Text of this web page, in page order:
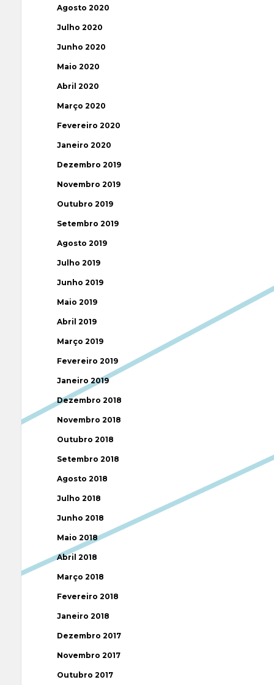
Agosto 2020
Julho 2020
Junho 2020
Maio 2020
Abril 2020
Março 2020
Fevereiro 2020
Janeiro 2020
Dezembro 2019
Novembro 2019
Outubro 2019
Setembro 2019
Agosto 2019
Julho 2019
Junho 2019
Maio 2019
Abril 2019
Março 2019
Fevereiro 2019
Janeiro 2019
Dezembro 2018
Novembro 2018
Outubro 2018
Setembro 2018
Agosto 2018
Julho 2018
Junho 2018
Maio 2018
Abril 2018
Março 2018
Fevereiro 2018
Janeiro 2018
Dezembro 2017
Novembro 2017
Outubro 2017